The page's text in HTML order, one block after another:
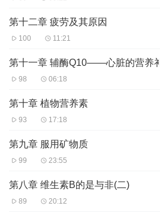
第十二章 疲劳及其原因
100 11:21
第十一章 辅酶Q10——心脏的营养
98 06:18
第十章 植物营养素
93 17:18
第九章 服用矿物质
99 23:55
第八章 维生素B的是与非(二)
89 20:12